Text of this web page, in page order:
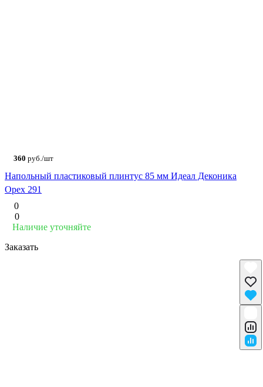
360 руб./шт
Напольный пластиковый плинтус 85 мм Идеал Деконика
Орех 291
0
0
Наличие уточняйте
Заказать